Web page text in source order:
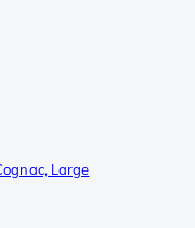
Large